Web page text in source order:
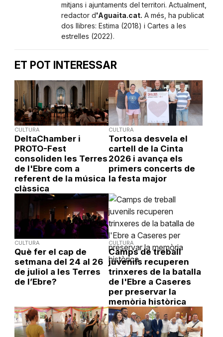
mitjans i ajuntaments del territori. Actualment,
redactor d'Aguaita.cat. A més, ha publicat
dos llibres: Estima (2018) i Cartes a les
estrelles (2022).
ET POT INTERESSAR
CULTURA
DeltaChamber i
PROTO-Fest
consoliden les Terres
de l'Ebre com a
referent de la música
clàssica
CULTURA
Tortosa desvela el
cartell de la Cinta
2026 i avança els
primers concerts de
la festa major
CULTURA
Què fer el cap de
setmana del 24 al 26
de juliol a les Terres
de l’Ebre?
CULTURA
Camps de treball
juvenils recuperen
trinxeres de la batalla
de l'Ebre a Caseres
per preservar la
memòria històrica